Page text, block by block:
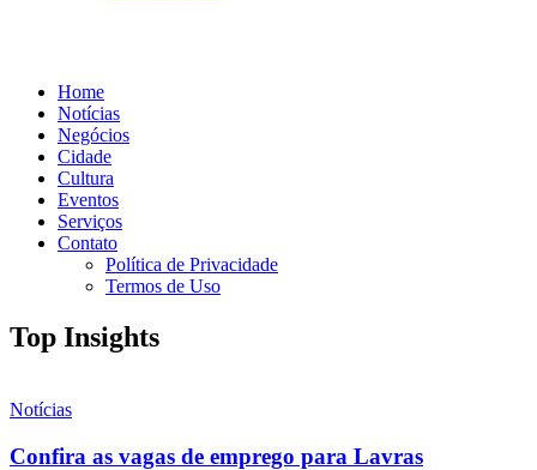
Home
Notícias
Negócios
Cidade
Cultura
Eventos
Serviços
Contato
Política de Privacidade
Termos de Uso
Top Insights
Notícias
Confira as vagas de emprego para Lavras